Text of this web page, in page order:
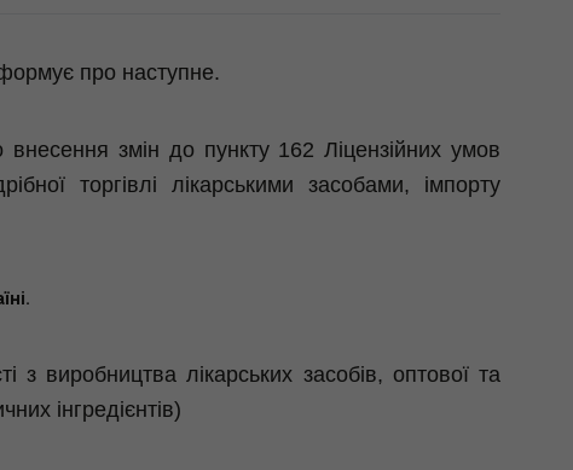
про наступне.
змін до пункту 162 Ліцензійних умов
торгівлі лікарськими засобами, імпорту
виробництва лікарських засобів, оптової та
інгредієнтів)